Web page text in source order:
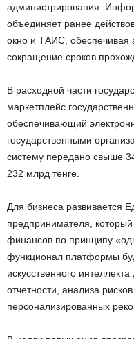
администрирования.
объединяет ранее
окно и ТАИС, обеспечивая
сокращение сроков
В расходной части
маркетплейс
обеспечивающий
государственными
систему передано свыше
232 млрд тенге.
Для бизнеса развивается
предпринимателя,
финансов по принципу
функционал платформы
искусственного
отчетности, анализа
персонализированных